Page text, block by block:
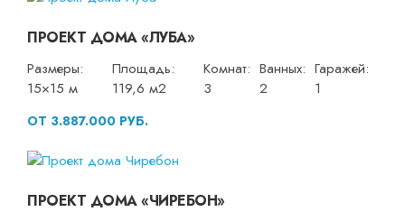
ПРОЕКТ ДОМА «ЛУБА»
Размеры:
15×15 м
Площадь:
119,6 м2
Комнат:
3
Ванных:
2
Гаражей:
1
ОТ 3.887.000 РУБ.
ПРОЕКТ ДОМА «ЧИРЕБОН»